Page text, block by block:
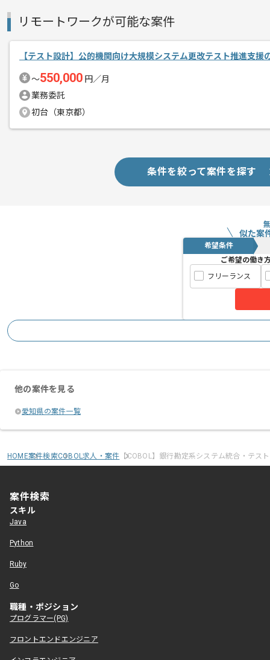
リモートワークが可能な案件
【テスト設計】公的機関向け大規模システム更改テスト推進支援
〜550,000 円／月
業務委託
初台（東京都）
条件を絞って案件を探す
似た案
希望条件
ご希望の働き
フリーランス
他の案件を見る
愛知県の案件一覧
HOME案件検索COBOL求人・案件 【COBOL】銀行勘定系システム統合・テス
案件検索
スキル
Java
Python
Ruby
Go
職種・ポジション
プログラマー(PG)
フロントエンドエンジニア